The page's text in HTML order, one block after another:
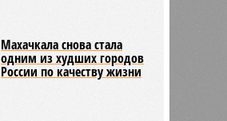
Махачкала снова стала
одним из худших городов
России по качеству жизни